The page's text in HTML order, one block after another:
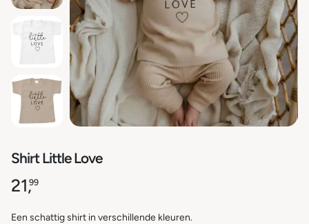
Shirt Little Love
21,99
Een schattig shirt in verschillende kleuren.